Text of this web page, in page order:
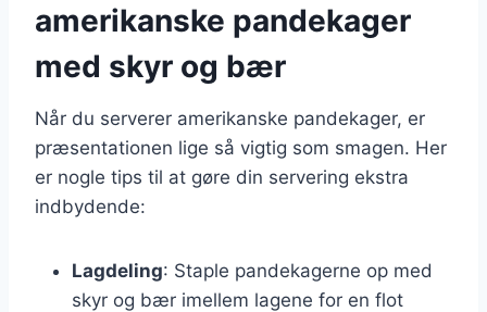
amerikanske pandekager
med skyr og bær
Når du serverer amerikanske pandekager, er
præsentationen lige så vigtig som smagen. Her
er nogle tips til at gøre din servering ekstra
indbydende:
Lagdeling: Staple pandekagerne op med
skyr og bær imellem lagene for en flot